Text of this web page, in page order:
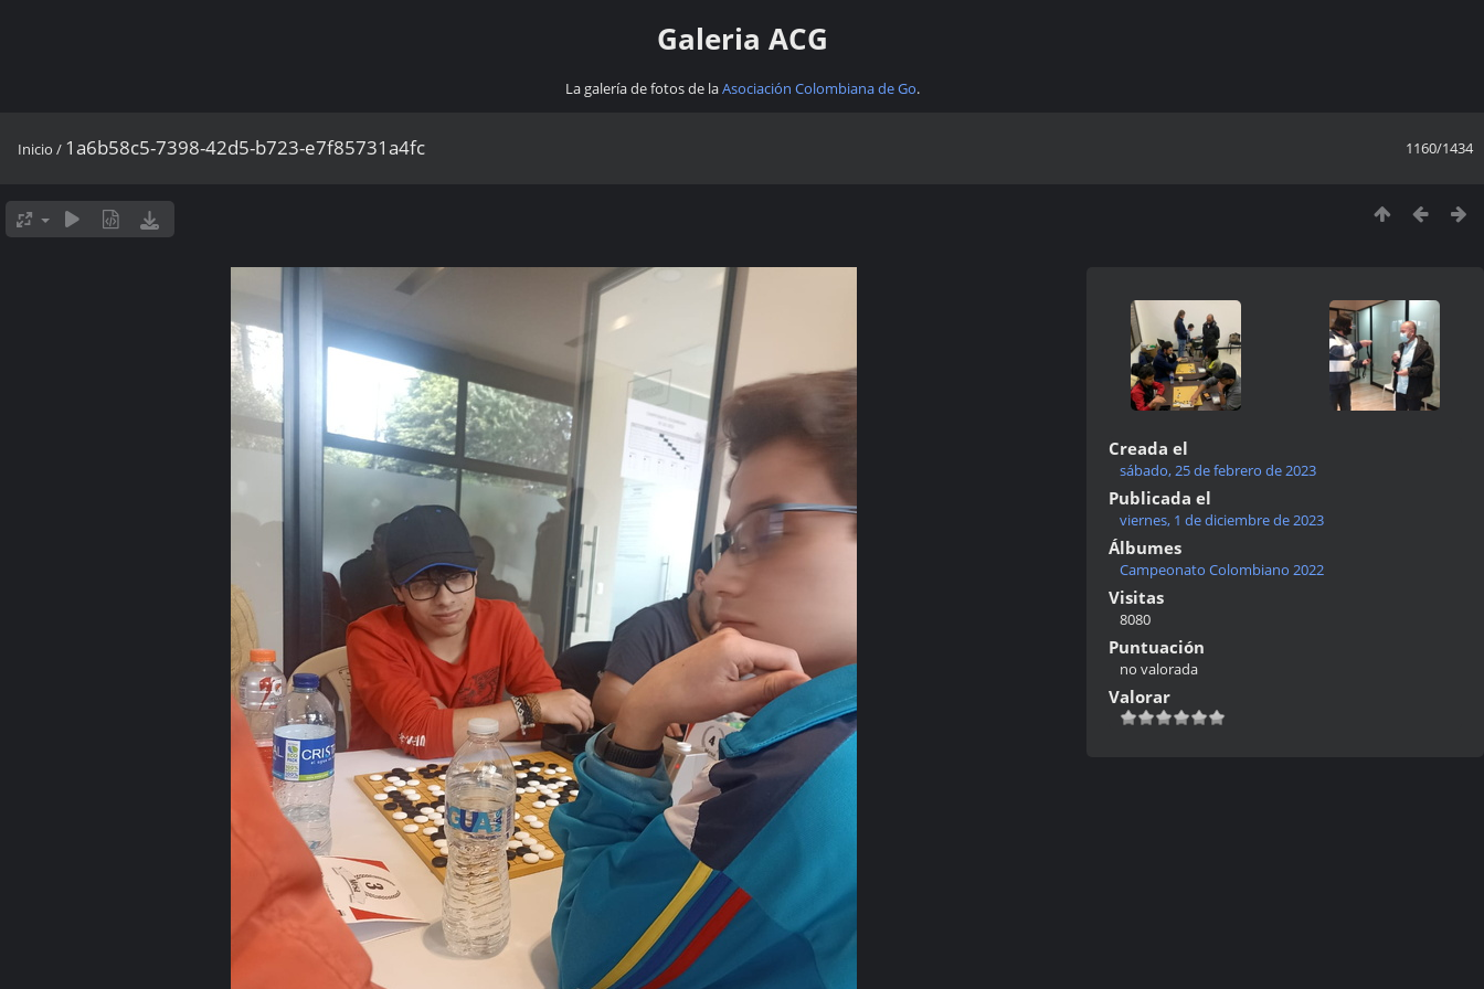
Galeria ACG
La galería de fotos de laAsociación Colombiana de Go.
1160/1434
Inicio / 1a6b58c5-7398-42d5-b723-e7f85731a4fc
Creada el
sábado, 25 de febrero de 2023
Publicada el
viernes, 1 de diciembre de 2023
Álbumes
Campeonato Colombiano 2022
Visitas
8080
Puntuación
no valorada
Valorar